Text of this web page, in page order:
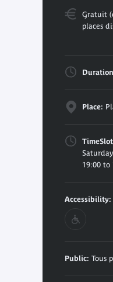
Gratuit
places
Place:
19:00 to
Accessibility:
Public: Tous